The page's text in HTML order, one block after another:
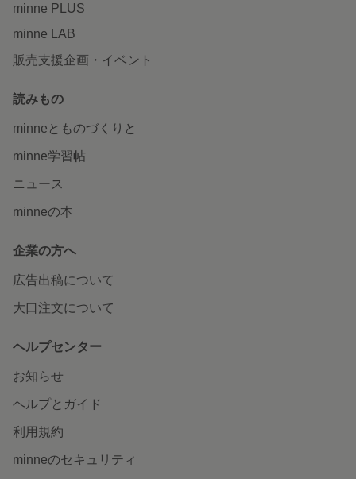
minne PLUS
minne LAB
販売支援企画・イベント
読みもの
minneとものづくりと
minne学習帖
ニュース
minneの本
企業の方へ
広告出稿について
大口注文について
ヘルプセンター
お知らせ
ヘルプとガイド
利用規約
minneのセキュリティ